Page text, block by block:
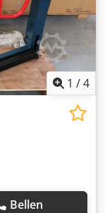
1 /4
Bellen